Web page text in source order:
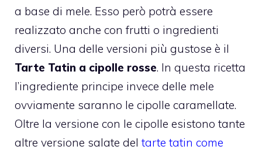
a base di mele. Esso però potrà essere
realizzato anche con frutti o ingredienti
diversi. Una delle versioni più gustose è il
Tarte Tatin a cipolle rosse. In questa ricetta
l’ingrediente principe invece delle mele
ovviamente saranno le cipolle caramellate.
Oltre la versione con le cipolle esistono tante
altre versione salate del tarte tatin come